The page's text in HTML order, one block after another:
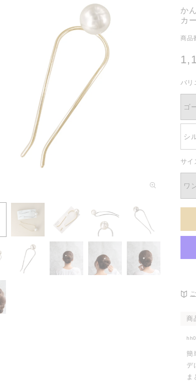
か
カ
商品
通
価
バリ
ゴ
シ
サイ
ワ
商
簡
デ
ま